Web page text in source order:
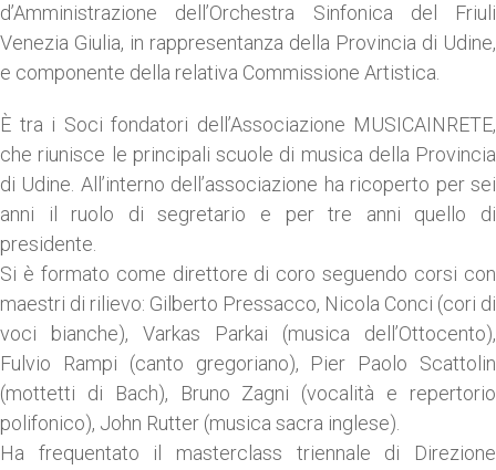
d’Amministrazione dell’Orchestra Sinfonica del Friuli
Venezia Giulia, in rappresentanza della Provincia di Udine,
e componente della relativa Commissione Artistica.
È tra i Soci fondatori dell’Associazione MUSICAINRETE,
che riunisce le principali scuole di musica della Provincia
di Udine. All’interno dell’associazione ha ricoperto per sei
anni il ruolo di segretario e per tre anni quello di
presidente.
Si è formato come direttore di coro seguendo corsi con
maestri di rilievo: Gilberto Pressacco, Nicola Conci (cori di
voci bianche), Varkas Parkai (musica dell’Ottocento),
Fulvio Rampi (canto gregoriano), Pier Paolo Scattolin
(mottetti di Bach), Bruno Zagni (vocalità e repertorio
polifonico), John Rutter (musica sacra inglese).
Ha frequentato il masterclass triennale di Direzione